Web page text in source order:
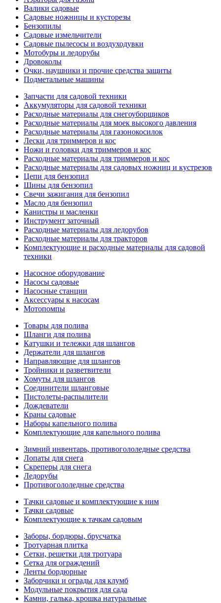
Валики садовые
Садовые ножницы и кусторезы
Бензопилы
Садовые измельчители
Садовые пылесосы и воздуходувки
Мотобуры и ледорубы
Дровоколы
Очки, наушники и прочие средства защиты
Подметальные машины
Запчасти для садовой техники
Аккумуляторы для садовой техники
Расходные материалы для снегоуборщиков
Расходные материалы для моек высокого давления
Расходные материалы для газонокосилок
Лески для триммеров и кос
Ножи и головки для триммеров и кос
Расходные материалы для триммеров и кос
Расходные материалы для садовых ножниц и кустрезов
Цепи для бензопил
Шины для бензопил
Свечи зажигания для бензопил
Масло для бензопил
Канистры и масленки
Инструмент заточный
Расходные материалы для ледорубов
Расходные материалы для тракторов
Комплектующие и расходные материалы для садовой
техники
Насосное оборудование
Насосы садовые
Насосные станции
Аксессуары к насосам
Мотопомпы
Товары для полива
Шланги для полива
Катушки и тележки для шлангов
Держатели для шлангов
Направляющие для шлангов
Тройники и разветвители
Хомуты для шлангов
Соединители шланговые
Пистолеты-распылители
Дождеватели
Краны садовые
Наборы капельного полива
Комплектующие для капельного полива
Зимний инвентарь, противогололедные средства
Лопаты для снега
Скреперы для снега
Ледорубы
Противогололедные средства
Тачки садовые и комплектующие к ним
Тачки садовые
Комплектующие к тачкам садовым
Заборы, бордюры, брусчатка
Тротуарная плитка
Сетки, решетки для тротуара
Сетка для ограждений
Ленты бордюрные
Заборчики и ограды для клумб
Модульные покрытия для сада
Камни, галька, крошка натуральные